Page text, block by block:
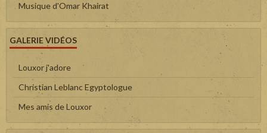
Musique d'Omar Khairat
GALERIE VIDÉOS
Louxor j'adore
Christian Leblanc Egyptologue
Mes amis de Louxor